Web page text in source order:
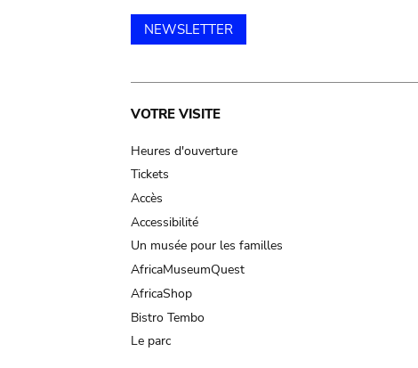
NEWSLETTER
Main
navigation
VOTRE VISITE
Heures d'ouverture
Tickets
Accès
Accessibilité
Un musée pour les familles
AfricaMuseumQuest
AfricaShop
Bistro Tembo
Le parc